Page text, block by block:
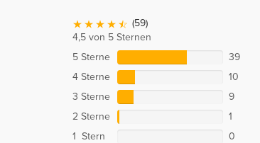
(59)
4,5 von 5 Sternen
5 Sterne
39
4 Sterne
10
3 Sterne
9
2 Sterne
1
1 Stern
0